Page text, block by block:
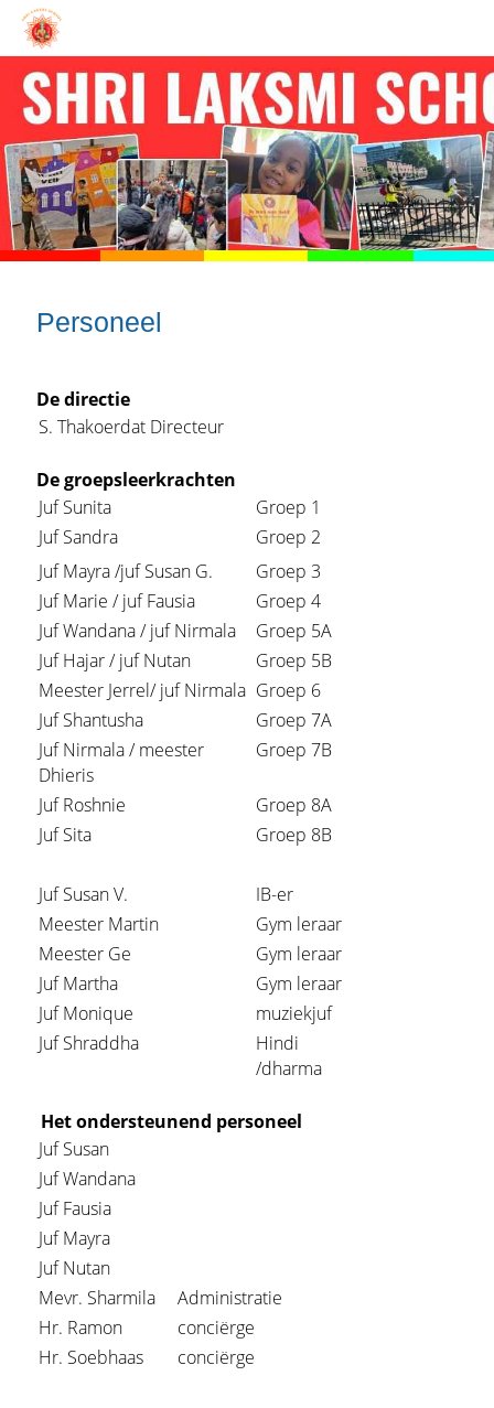
Personeel
De directie
S. Thakoerdat Directeur
De groepsleerkrachten
Juf Sunita
Groep 1
Juf Sandra
Groep 2
Juf Mayra /juf Susan G.
Groep 3
Juf Marie / juf Fausia
Groep 4
Juf Wandana / juf Nirmala
Groep 5A
Juf Hajar / juf Nutan
Groep 5B
Meester Jerrel/ juf Nirmala Groep 6
Juf Shantusha
Groep 7A
Juf Nirmala / meester
Dhieris
Groep 7B
Juf Roshnie
Groep 8A
Juf Sita
Groep 8B
Juf Susan V.
IB-er
Meester Martin
Gym leraar
Meester Ge
Gym leraar
Juf Martha
Gym leraar
Juf Monique
muziekjuf
Juf Shraddha
Hindi
/dharma
Het ondersteunend personeel
Juf Susan
Juf Wandana
Juf Fausia
Juf Mayra
Juf Nutan
Mevr. Sharmila
Administratie
Hr. Ramon
conciërge
Hr. Soebhaas
conciërge